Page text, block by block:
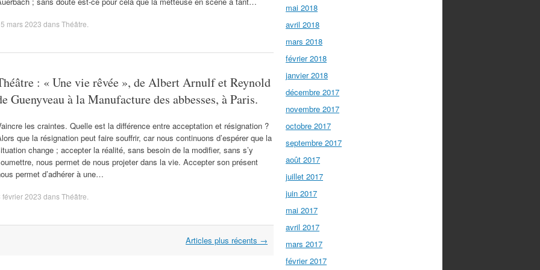
mars 2023 dansThéâtre
: « Une vie rêvée », de Albert Arnulf et Reynold
Guenyveau à la Manufacture des abbesses, à Paris.
les craintes. Quelle est la différence entre acceptation et résignation ?
que la résignation peut faire souffrir, car nous continuons d’espérer que la
change ; accepter la réalité, sans besoin de la modifier, sans s’y
nous permet de nous projeter dans la vie. Accepter son présent
permet d’adhérer à une…
février 2023 dansThéâtre
Articles plus récents →
mai 2018
avril 2018
mars 2018
février 2018
janvier 2018
décembre 2017
novembre 2017
octobre 2017
septembre 2017
août 2017
juillet 2017
juin 2017
mai 2017
avril 2017
mars 2017
février 2017